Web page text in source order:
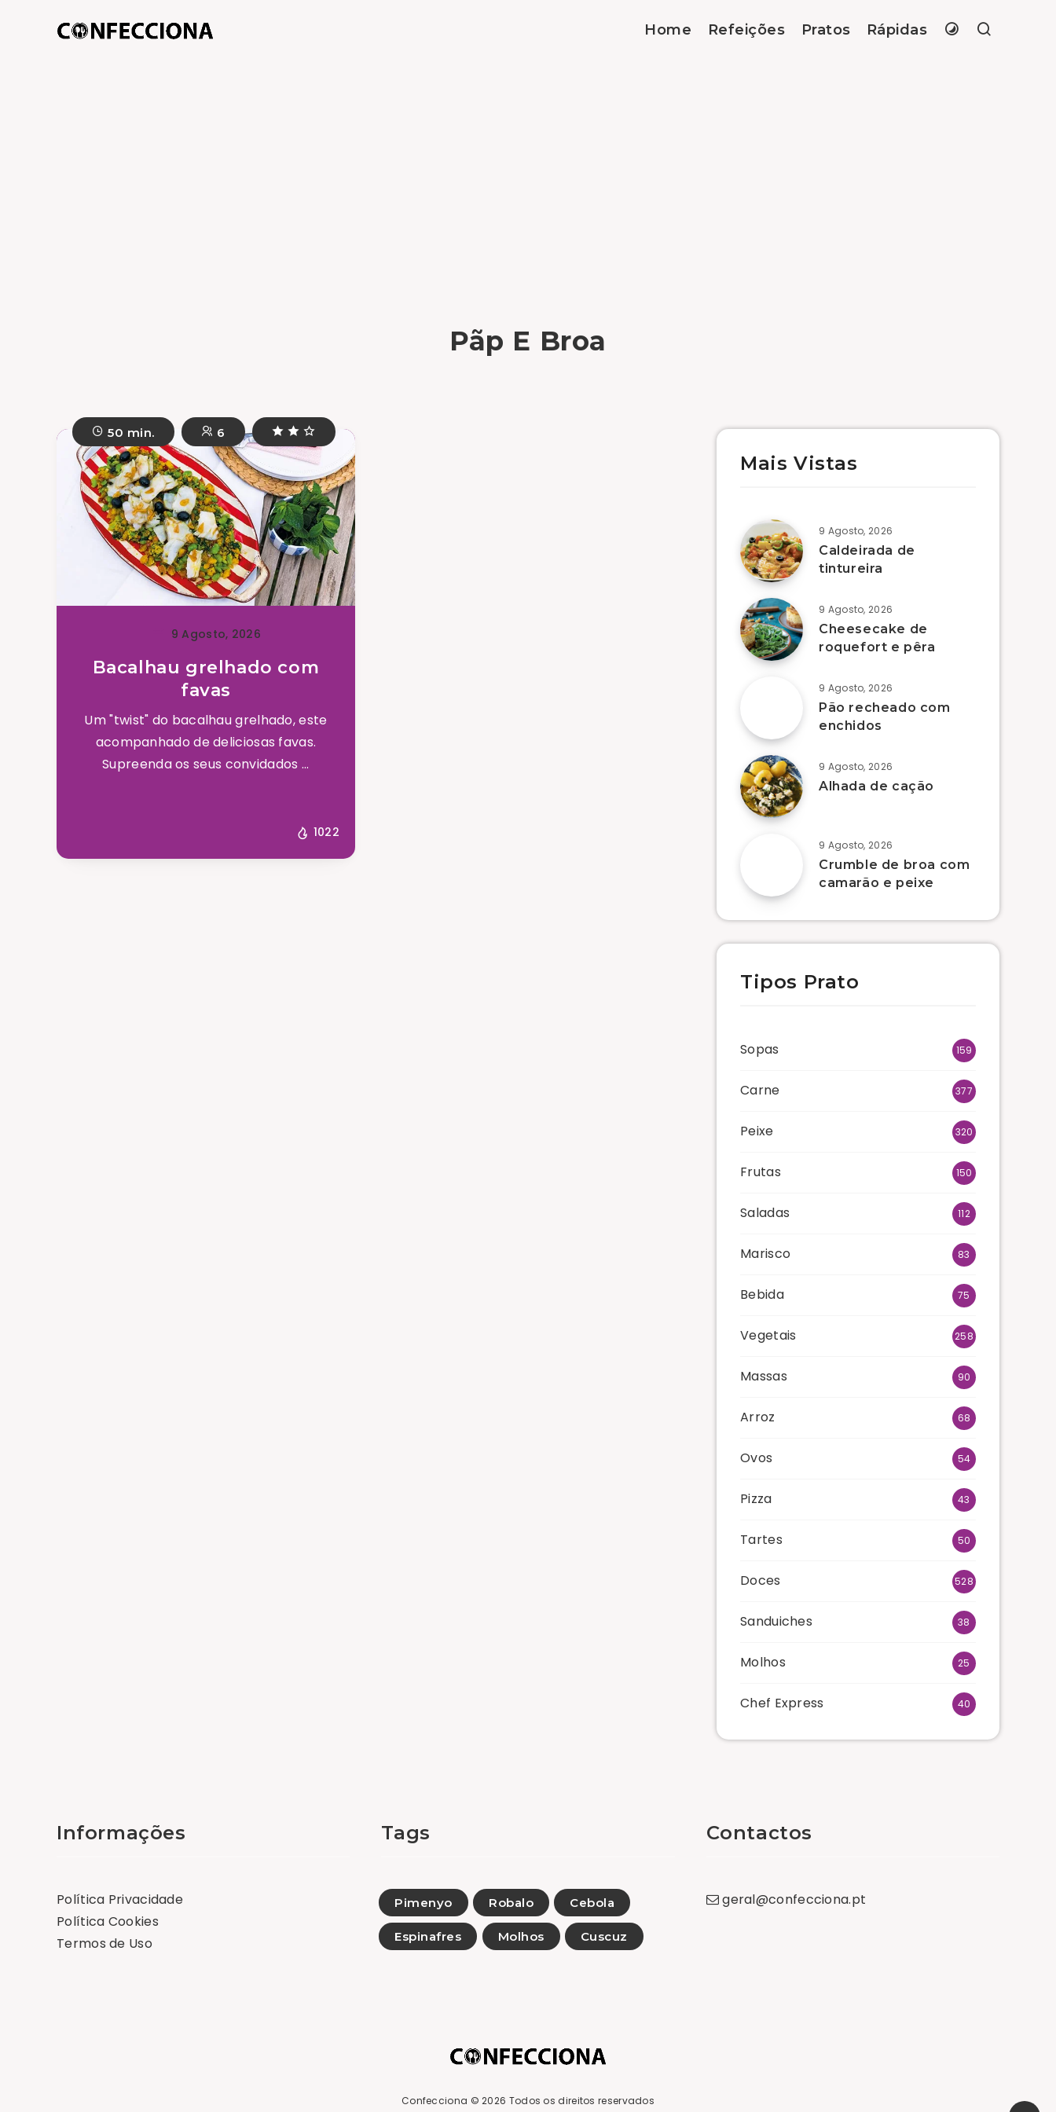
Home Refeições Pratos Rápidas
Pãp E Broa
50 min. 6
9 Agosto, 2026
Bacalhau grelhado com
favas
Um "twist" do bacalhau grelhado, este
acompanhado de deliciosas favas.
Supreenda os seus convidados ...
1022
Mais Vistas
9 Agosto, 2026
Caldeirada de
tintureira
9 Agosto, 2026
Cheesecake de
roquefort e pêra
9 Agosto, 2026
Pão recheado com
enchidos
9 Agosto, 2026
Alhada de cação
9 Agosto, 2026
Crumble de broa com
camarão e peixe
Tipos Prato
Sopas 159
Carne 377
Peixe 320
Frutas 150
Saladas 112
Marisco 83
Bebida 75
Vegetais 258
Massas 90
Arroz 68
Ovos 54
Pizza 43
Tartes 50
Doces 528
Sanduiches 38
Molhos 25
Chef Express 40
Informações
Política Privacidade
Política Cookies
Termos de Uso
Tags
Pimenyo Robalo Cebola
Espinafres Molhos Cuscuz
Contactos
geral@confecciona.pt
Confecciona © 2026 Todos os direitos reservados